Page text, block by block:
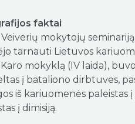
faktai
Veiverių mokytojų
tarnauti Lietuvos
Karo mokyklą (IV laida),
į bataliono dirbtuves,
iš kariuomenės paleistas į
į dimisiją.